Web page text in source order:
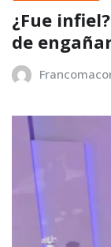
¿Fue
de